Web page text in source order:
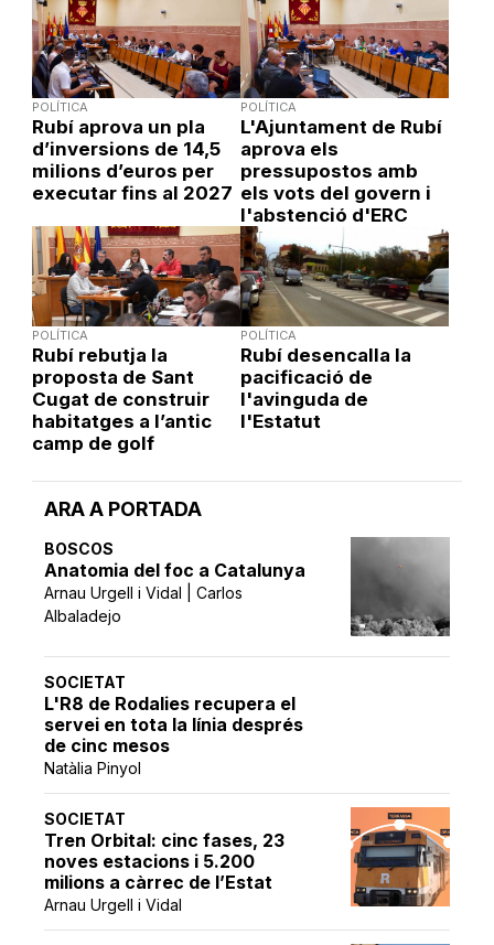
ARA A PORTADA
BOSCOS
Anatomia del foc a Catalunya
Arnau Urgell i Vidal | Carlos
Albaladejo
SOCIETAT
L'R8 de Rodalies recupera el
servei en tota la línia després
de cinc mesos
Natàlia Pinyol
SOCIETAT
Tren Orbital: cinc fases, 23
noves estacions i 5.200
milions a càrrec de l’Estat
Arnau Urgell i Vidal
POLÍTICA
Rubí aprova un pla
d’inversions de 14,5
milions d’euros per
executar fins al 2027
POLÍTICA
L'Ajuntament de Rubí
aprova els
pressupostos amb
els vots del govern i
l'abstenció d'ERC
POLÍTICA
Rubí rebutja la
proposta de Sant
Cugat de construir
habitatges a l’antic
camp de golf
POLÍTICA
Rubí desencalla la
pacificació de
l'avinguda de
l'Estatut